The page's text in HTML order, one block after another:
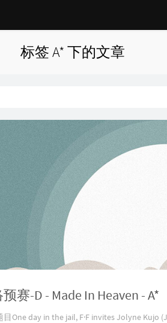
标签 A* 下的文章
赛-D - Made In Heaven - A*
One day in the jail, F·F invites Jolyne Kujo